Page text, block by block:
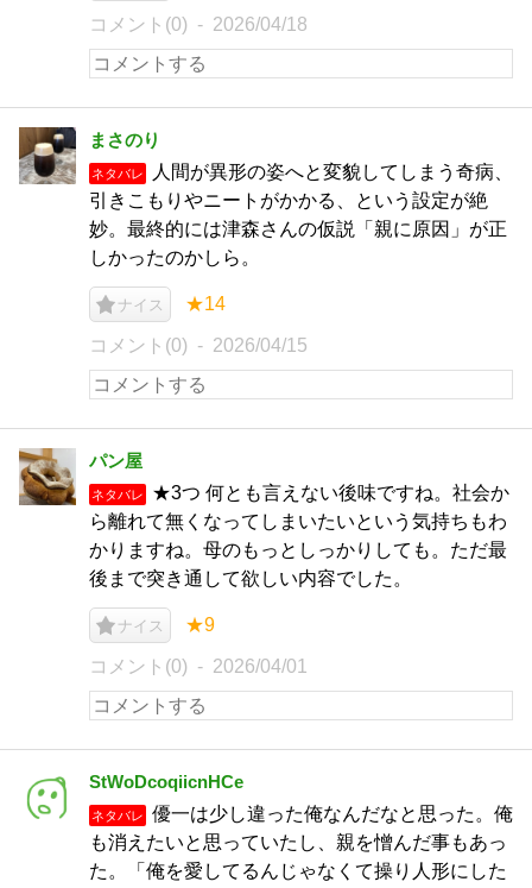
コメント(0) 2026/04/18
まさのり
ネタバレ
人間が異形の姿へと変貌してしまう奇病、
引きこもりやニートがかかる、という設定が絶
妙。最終的には津森さんの仮説「親に原因」が正
しかったのかしら。
ナイス ★14
コメント(0) 2026/04/15
パン屋
ネタバレ
★3つ 何とも言えない後味ですね。社会か
ら離れて無くなってしまいたいという気持ちもわ
かりますね。母のもっとしっかりしても。ただ最
後まで突き通して欲しい内容でした。
ナイス ★9
コメント(0) 2026/04/01
StWoDcoqiicnHCe
ネタバレ
優一は少し違った俺なんだなと思った。俺
も消えたいと思っていたし、親を憎んだ事もあっ
た。「俺を愛してるんじゃなくて操り人形にした